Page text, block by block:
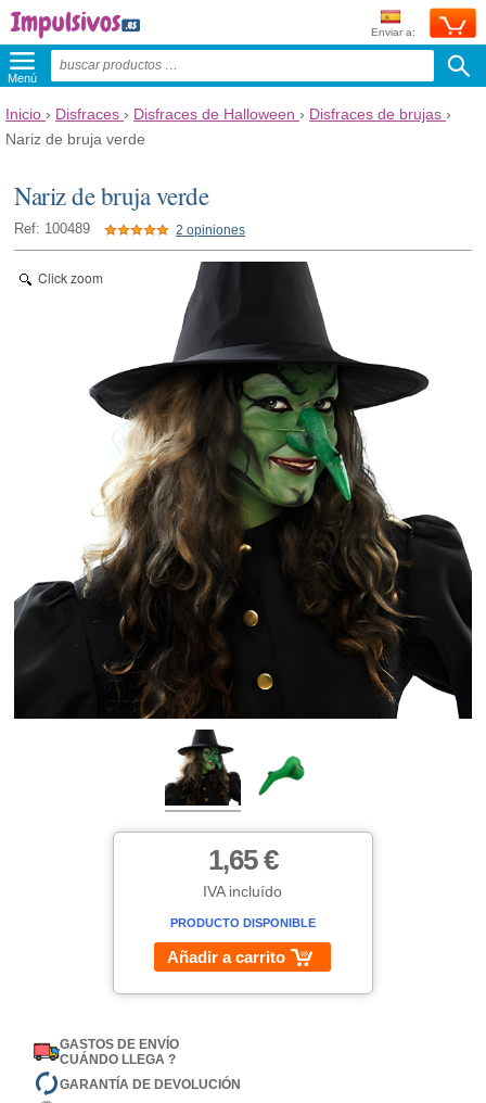
Enviar a:
Menú
Inicio › Disfraces › Disfraces de Halloween › Disfraces de brujas ›
Nariz de bruja verde
Nariz de bruja verde
Ref: 100489 2 opiniones
Click zoom
1,65 €
IVA incluído
PRODUCTO DISPONIBLE
Añadir a carrito
GASTOS DE ENVÍO
CUÁNDO LLEGA ?
GARANTÍA DE DEVOLUCIÓN